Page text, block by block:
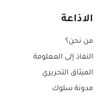
الاذاعة
من نحن؟
النفاذ إلى المعلومة
الميثاق التحريري
مدونة سلوك